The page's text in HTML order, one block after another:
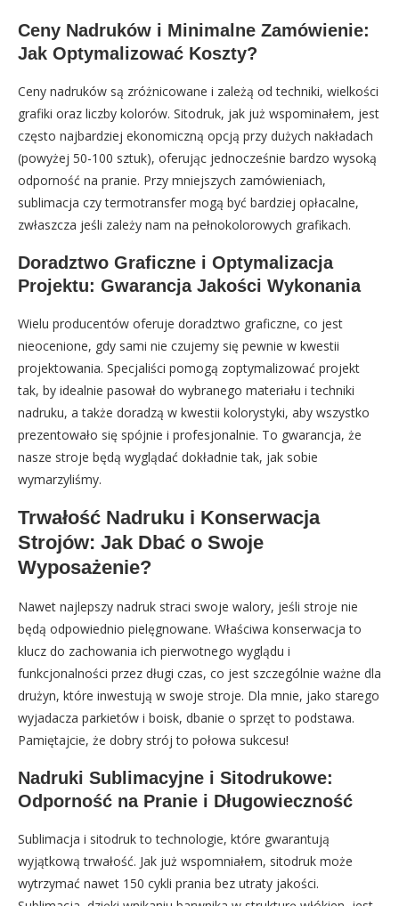
Ceny Nadruków i Minimalne Zamówienie:
Jak Optymalizować Koszty?
Ceny nadruków są zróżnicowane i zależą od techniki, wielkości
grafiki oraz liczby kolorów. Sitodruk, jak już wspominałem, jest
często najbardziej ekonomiczną opcją przy dużych nakładach
(powyżej 50-100 sztuk), oferując jednocześnie bardzo wysoką
odporność na pranie. Przy mniejszych zamówieniach,
sublimacja czy termotransfer mogą być bardziej opłacalne,
zwłaszcza jeśli zależy nam na pełnokolorowych grafikach.
Doradztwo Graficzne i Optymalizacja
Projektu: Gwarancja Jakości Wykonania
Wielu producentów oferuje doradztwo graficzne, co jest
nieocenione, gdy sami nie czujemy się pewnie w kwestii
projektowania. Specjaliści pomogą zoptymalizować projekt
tak, by idealnie pasował do wybranego materiału i techniki
nadruku, a także doradzą w kwestii kolorystyki, aby wszystko
prezentowało się spójnie i profesjonalnie. To gwarancja, że
nasze stroje będą wyglądać dokładnie tak, jak sobie
wymarzyliśmy.
Trwałość Nadruku i Konserwacja
Strojów: Jak Dbać o Swoje
Wyposażenie?
Nawet najlepszy nadruk straci swoje walory, jeśli stroje nie
będą odpowiednio pielęgnowane. Właściwa konserwacja to
klucz do zachowania ich pierwotnego wyglądu i
funkcjonalności przez długi czas, co jest szczególnie ważne dla
drużyn, które inwestują w swoje stroje. Dla mnie, jako starego
wyjadacza parkietów i boisk, dbanie o sprzęt to podstawa.
Pamiętajcie, że dobry strój to połowa sukcesu!
Nadruki Sublimacyjne i Sitodrukowe:
Odporność na Pranie i Długowieczność
Sublimacja i sitodruk to technologie, które gwarantują
wyjątkową trwałość. Jak już wspomniałem, sitodruk może
wytrzymać nawet 150 cykli prania bez utraty jakości.